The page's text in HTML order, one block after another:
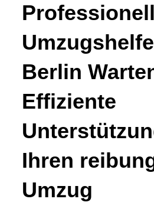
Berlin
Effiziente
Ihren
Umzug